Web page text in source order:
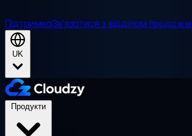
ПідтримкаЗв'язатися з відділом продажів
UK